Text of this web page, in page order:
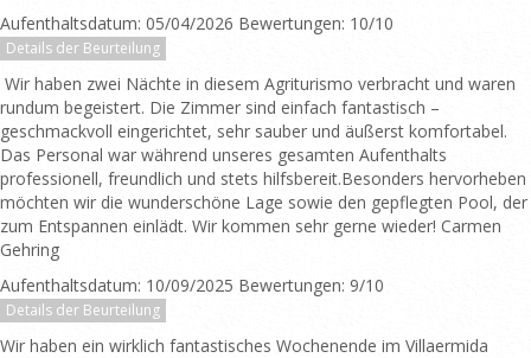
Aufenthaltsdatum: 05/04/2026 Bewertungen: 10/10
Details der Beurteilung
Wir haben zwei Nächte in diesem Agriturismo verbracht und waren
rundum begeistert. Die Zimmer sind einfach fantastisch –
geschmackvoll eingerichtet, sehr sauber und äußerst komfortabel.
Das Personal war während unseres gesamten Aufenthalts
professionell, freundlich und stets hilfsbereit.Besonders hervorheben
möchten wir die wunderschöne Lage sowie den gepflegten Pool, der
zum Entspannen einlädt. Wir kommen sehr gerne wieder! Carmen
Gehring
Aufenthaltsdatum: 10/09/2025 Bewertungen: 9/10
Details der Beurteilung
Wir haben ein wirklich fantastisches Wochenende im Villaermida